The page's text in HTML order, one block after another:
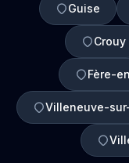
Guise
Crouy
Fère-
Villeneuve-